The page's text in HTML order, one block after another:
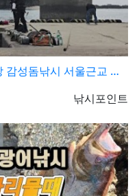
시 서울근교 감성돔낚시 포인트
등록자
낚시포인트